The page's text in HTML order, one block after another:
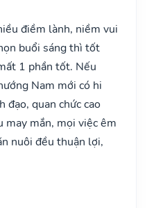
điềm lành, niềm vui
buổi sáng thì tốt
1 phần tốt. Nếu
Nam mới có hi
đạo, quan chức cao
may mắn, mọi việc êm
nuôi đều thuận lợi,